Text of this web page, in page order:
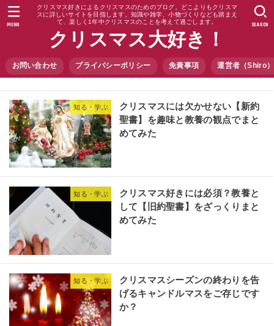
クリスマス好きによるクリスマスのためのブログ。どこよりもクリスマ
スに詳しいサイトを目指します。知識や雑学、小物づくりなども踏まえ
て、楽しく1年中クリスマスのことを考えて過ごします。
クリスマス大好き！
お問い合わせ プライバシーポリシー 免責事項 運営者（Shiro
SEARCH
MENU
知る・学ぶ
クリスマスには欠かせない【新約
聖書】を趣味と教養の観点でまと
めてみた
知る・学ぶ
クリスマス好きには必須？教養と
して【旧約聖書】をざっくりまと
めてみた
知る・学ぶ
クリスマスシーズンの終わりを告
げるキャンドルマスをご存じです
か？